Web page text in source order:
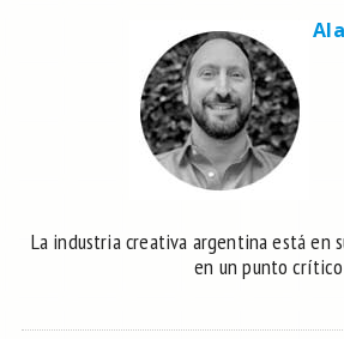
La industria creativa argentina está en
en un punto crítico